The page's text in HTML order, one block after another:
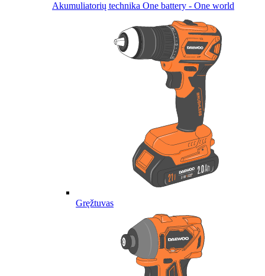
Akumuliatorių technika One battery - One world
Gręžtuvas